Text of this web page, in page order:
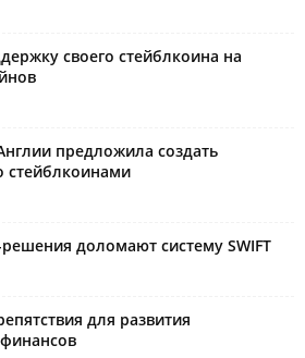
своего стейблкоина на
предложила создать
стейблкоинами
доломают систему SWIFT
для развития